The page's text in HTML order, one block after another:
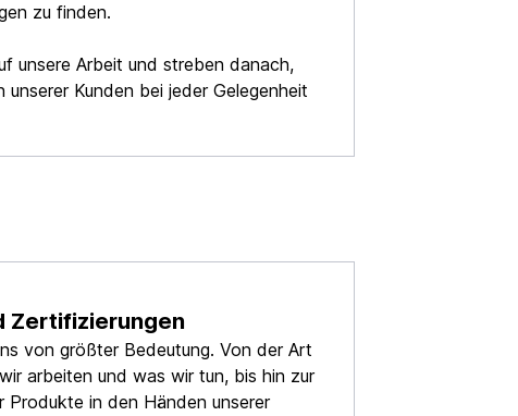
zu finden.
unsere Arbeit und streben danach,
unserer Kunden bei jeder Gelegenheit
Zertifizierungen
von größter Bedeutung. Von der Art
arbeiten und was wir tun, bis hin zur
Produkte in den Händen unserer